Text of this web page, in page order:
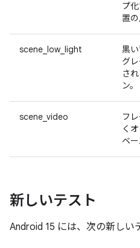
プ
置
scene_low_light
黒
グ
さ
ン。
scene_video
フ
く
ベー
新しいテスト
Android 15 には、次の新しい